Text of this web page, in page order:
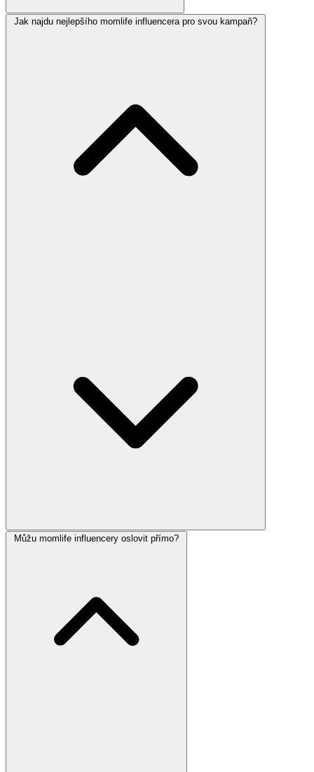
Jak najdu nejlepšího momlife influencera pro svou kampaň?
Můžu momlife influencery oslovit přímo?